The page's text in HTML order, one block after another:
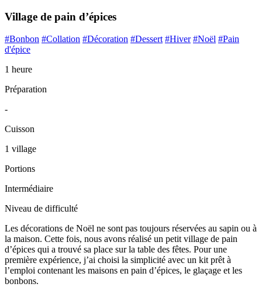
Village de pain d’épices
#Bonbon #Collation #Décoration #Dessert #Hiver #Noël #Pain
d'épice
1 heure
Préparation
-
Cuisson
1 village
Portions
Intermédiaire
Niveau de difficulté
Les décorations de Noël ne sont pas toujours réservées au sapin ou à
la maison. Cette fois, nous avons réalisé un petit village de pain
d’épices qui a trouvé sa place sur la table des fêtes. Pour une
première expérience, j’ai choisi la simplicité avec un kit prêt à
l’emploi contenant les maisons en pain d’épices, le glaçage et les
bonbons.